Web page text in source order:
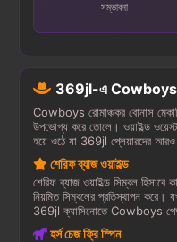
সম্ভাবনা
369jl-এ Cowboys
Cowboys রোমাঞ্চকর বোনাস
উপভোগ্য করে তোলে। ওয়াইল্ড
হয়ে ওঠে যা 369jl প্লেয়ারদের আরও
শেরিফ ব্যাজ ওয়াইল্ড
শেরিফ ব্যাজ ওয়াইল্ড সিম্বল
নিয়মিত সিম্বলের প্রতিস্থাপন
369jl ক্যাসিনোতে Cowboys
হর্স চেজ ফ্রি স্পিন